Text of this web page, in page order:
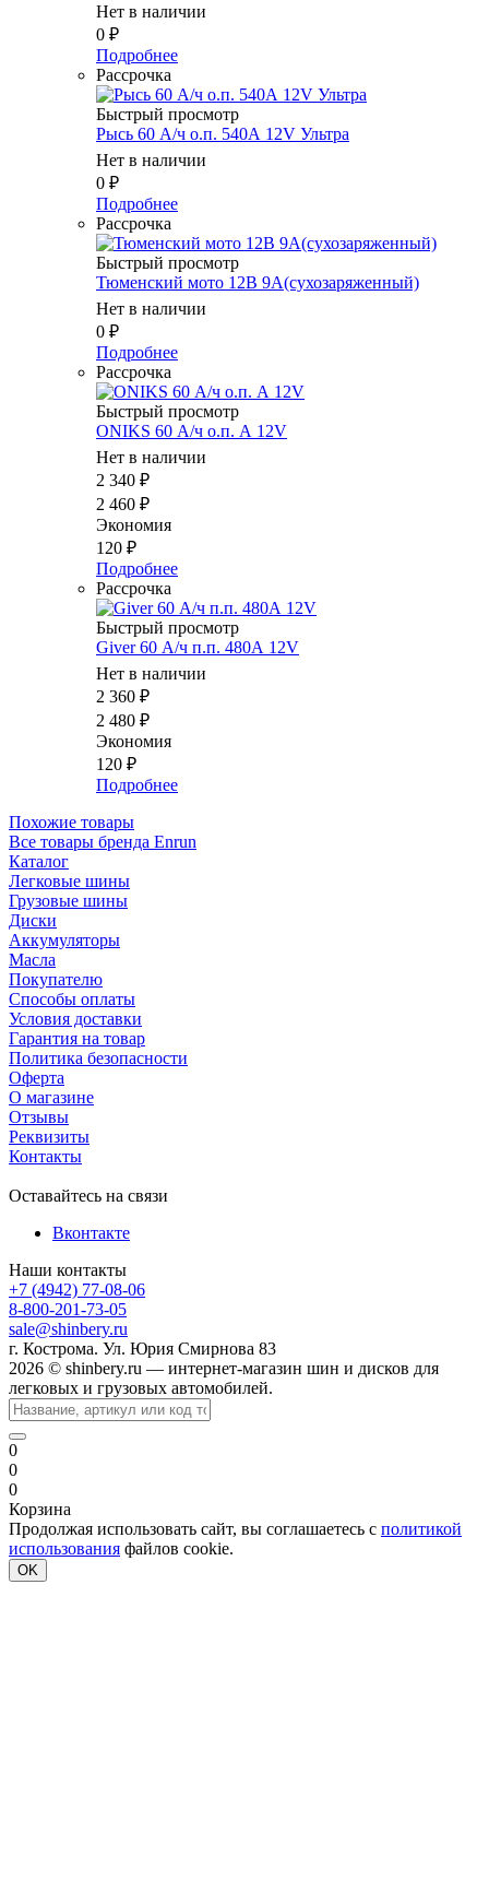
Нет в наличии
0 ₽
Подробнее
Рассрочка
Быстрый просмотр
Рысь 60 А/ч о.п. 540А 12V Ультра
Нет в наличии
0 ₽
Подробнее
Рассрочка
Быстрый просмотр
Тюменский мото 12В 9А(сухозаряженный)
Нет в наличии
0 ₽
Подробнее
Рассрочка
Быстрый просмотр
ONIKS 60 А/ч о.п. А 12V
Нет в наличии
2 340 ₽
2 460 ₽
Экономия
120 ₽
Подробнее
Рассрочка
Быстрый просмотр
Giver 60 А/ч п.п. 480А 12V
Нет в наличии
2 360 ₽
2 480 ₽
Экономия
120 ₽
Подробнее
Похожие товары
Все товары бренда Enrun
Каталог
Легковые шины
Грузовые шины
Диски
Аккумуляторы
Масла
Покупателю
Способы оплаты
Условия доставки
Гарантия на товар
Политика безопасности
Оферта
О магазине
Отзывы
Реквизиты
Контакты
Оставайтесь на связи
Вконтакте
Наши контакты
+7 (4942) 77-08-06
8-800-201-73-05
sale@shinbery.ru
г. Кострома. Ул. Юрия Смирнова 83
2026 © shinbery.ru — интернет-магазин шин и дисков для
легковых и грузовых автомобилей.
0
0
0
Корзина
Продолжая использовать сайт, вы соглашаетесь с политикой
использования файлов cookie.
OK